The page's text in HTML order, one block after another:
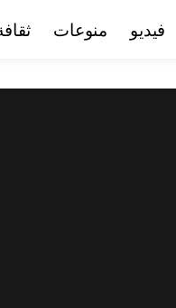
فيديو منوعات